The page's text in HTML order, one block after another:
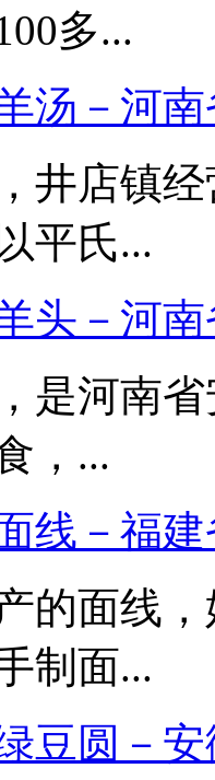
多...
汤－河
井店镇
平氏...
头－河
是河南
，...
线－福
的面线
制面...
豆圆－